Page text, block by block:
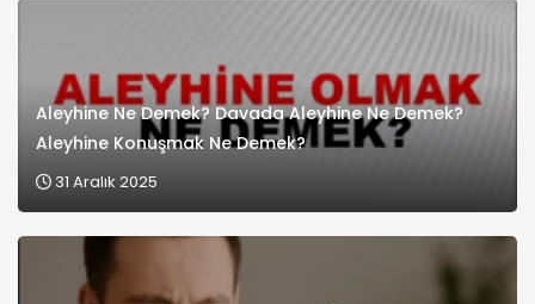
Aleyhine Ne Demek? Davada Aleyhine Ne Demek?
Aleyhine Konuşmak Ne Demek?
31 Aralık 2025